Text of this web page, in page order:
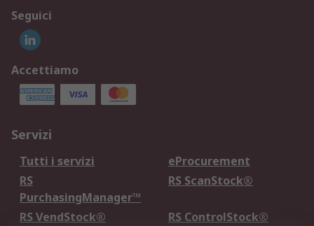
Seguici
Accettiamo
Servizi
Tutti i servizi
eProcurement
RS
PurchasingManager™
RS ScanStock®
RS VendStock®
RS ControlStock®